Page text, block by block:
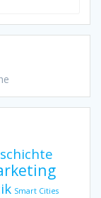
Smart Cities